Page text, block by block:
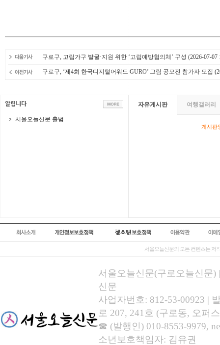
구로구, 고립가구 발굴·지원 위한 ‘고립예방협의체’ 구성 (2026-07-07
구로구, ‘제4회 한국디지털어워드 GURO’ 그림 공모전 참가자 모집
서울오늘신문 출범
자유게시판 여행갤러리
게시판
서울오늘신문의 모든 컨텐츠는 저
서울오늘신문(구로오늘신문)
신문
사업자번호: 812-53-00923 |
로 207, 241호 (구로동, 오퍼
☎ (발행인) 010-8553-9979,
소년보호책임자: 김유권